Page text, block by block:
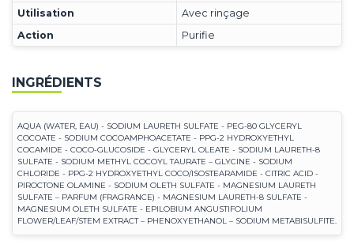
Utilisation
Avec rinçage
Action
Purifie
INGRÉDIENTS
AQUA (WATER, EAU) - SODIUM LAURETH SULFATE - PEG-80 GLYCERYL
COCOATE - SODIUM COCOAMPHOACETATE - PPG-2 HYDROXYETHYL
COCAMIDE - COCO-GLUCOSIDE - GLYCERYL OLEATE - SODIUM LAURETH-8
SULFATE - SODIUM METHYL COCOYL TAURATE – GLYCINE - SODIUM
CHLORIDE - PPG-2 HYDROXYETHYL COCO/ISOSTEARAMIDE - CITRIC ACID -
PIROCTONE OLAMINE - SODIUM OLETH SULFATE - MAGNESIUM LAURETH
SULFATE – PARFUM (FRAGRANCE) - MAGNESIUM LAURETH-8 SULFATE -
MAGNESIUM OLETH SULFATE - EPILOBIUM ANGUSTIFOLIUM
FLOWER/LEAF/STEM EXTRACT – PHENOXYETHANOL – SODIUM METABISULFITE.